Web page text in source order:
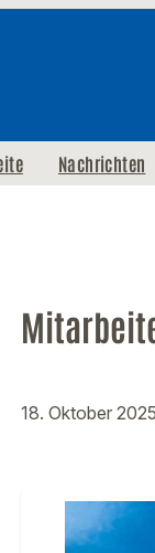
Nachrichten
18. Oktober 2025